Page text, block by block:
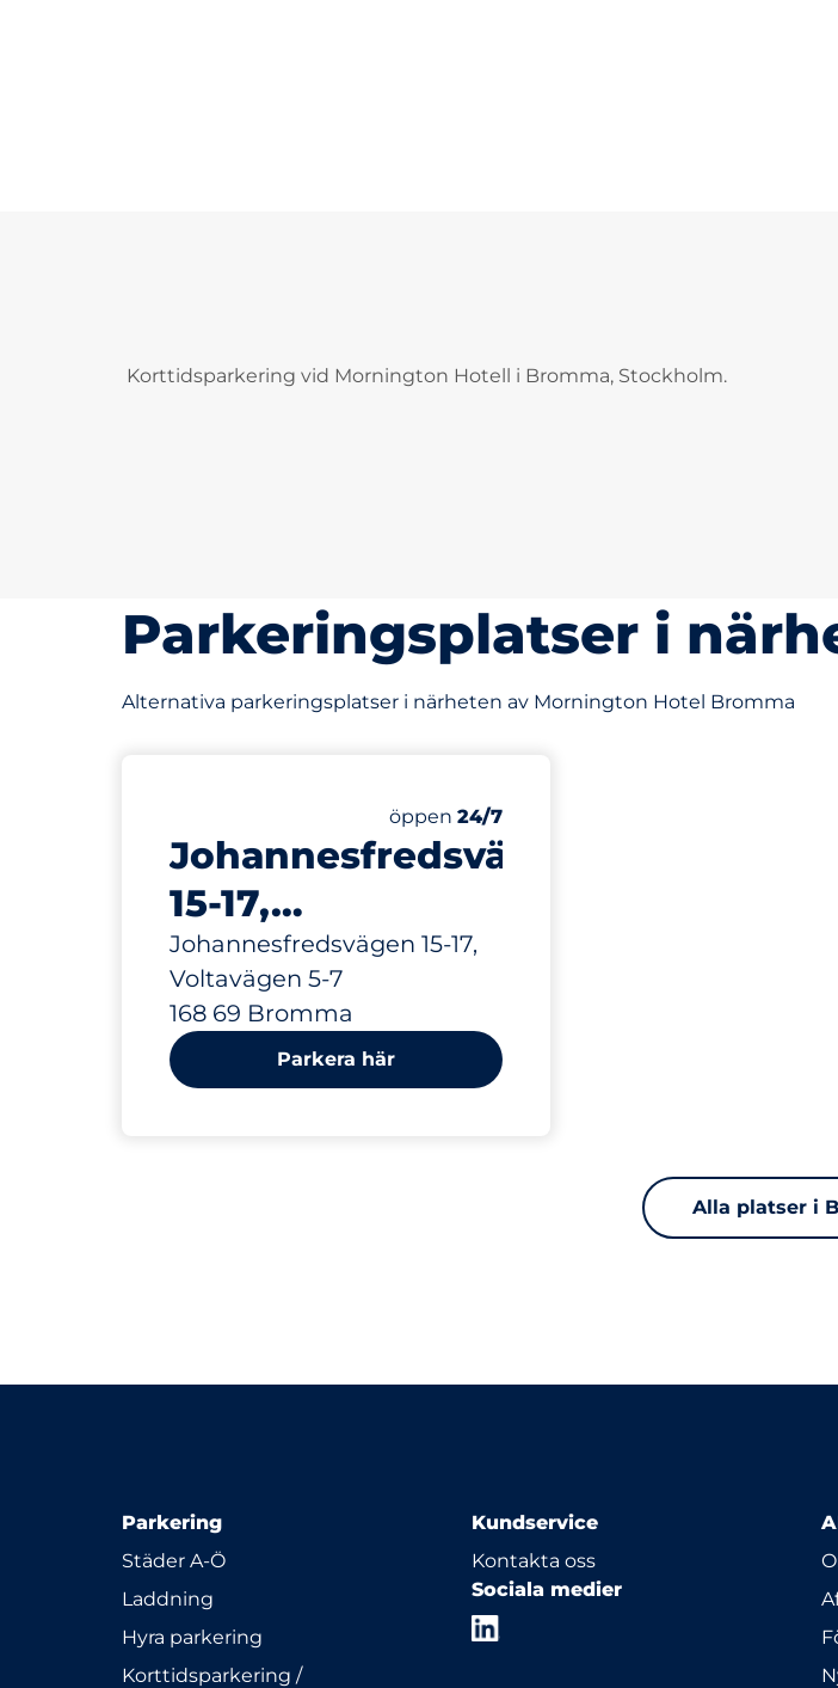
Korttidsparkering vid Mornington Hotell i Bromma, Stockholm.
Parkeringsplatser i
Alternativa parkeringsplatser i närheten av Mornington Hotel Bromma
Johannesfredsvägen
15-17,
Voltavägen 5-7
Johannesfredsvägen 15-17,
Voltavägen 5-7
168 69 Bromma
Antal parkeringsplatser:
Totalt antal platser&nbsp
Torsdag&nbsp
öppen 24/7
Parkera här
Alla platser i
Parkering
Städer A-Ö
Laddning
Hyra parkering
Korttidsparkering /
Kundservice
Kontakta oss
Sociala medier